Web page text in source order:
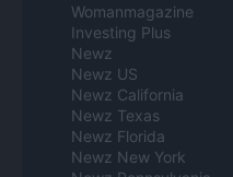
Womanmagazine
Investing Plus
Newz
Newz US
Newz California
Newz Texas
Newz Florida
Newz New York